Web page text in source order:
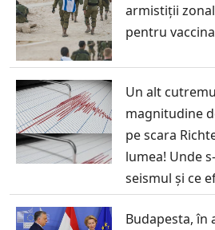
armistiții
pentru
Un alt
magnitudine
pe scara
lumea! Unde
seismul și ce
Budapesta, în